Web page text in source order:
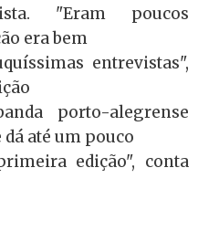
"Eram poucos
era bem
entrevistas",
porto-alegrense
até um pouco
edição", conta